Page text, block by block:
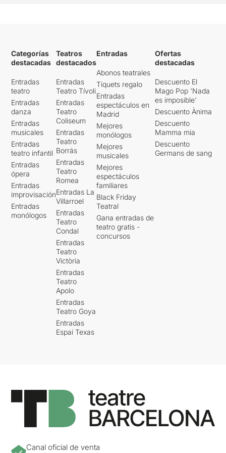
Categorías
destacadas
Entradas
teatro
Entradas
danza
Entradas
musicales
Entradas
teatro infantil
Entradas
ópera
Entradas
improvisación
Entradas
monólogos
Teatros
destacados
Entradas
Teatro Tívoli
Entradas
Teatro
Coliseum
Entradas
Teatro
Borrás
Entradas
Teatro
Romea
Entradas La
Villarroel
Entradas
Teatro
Condal
Entradas
Teatro
Victòria
Entradas
Teatro
Apolo
Entradas
Teatro Goya
Entradas
Espai Texas
Entradas
Abonos teatrales
Tiquets regalo
Entradas
espectáculos en
Madrid
Mejores
monólogos
Mejores
musicales
Mejores
espectáculos
familiares
Black Friday
Teatral
Gana entradas de
teatro gratis -
concursos
Ofertas
destacadas
Descuento El
Mago Pop 'Nada
es imposible'
Descuento Ànima
Descuento
Mamma mia
Descuento
Germans de sang
Canal oficial de venta